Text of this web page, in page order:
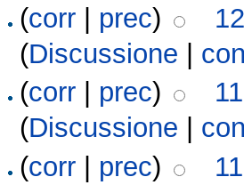
(corr prec)
(Discussione
(corr prec)
(Discussione
(corr | prec)